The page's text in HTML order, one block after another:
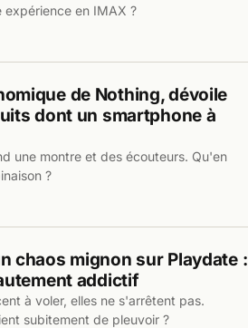
en IMAX ?
de Nothing, dévoile
dont un smartphone à
une montre et des écouteurs. Qu'en
?
chaos mignon sur Playdate :
addictif
à voler, elles ne s'arrêtent pas.
subitement de pleuvoir ?